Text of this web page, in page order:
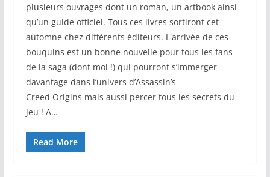
plusieurs ouvrages dont un roman, un artbook ainsi
qu’un guide officiel. Tous ces livres sortiront cet
automne chez différents éditeurs. L'arrivée de ces
bouquins est un bonne nouvelle pour tous les fans
de la saga (dont moi !) qui pourront s’immerger
davantage dans l’univers d’Assassin’s
Creed Origins mais aussi percer tous les secrets du
jeu ! A…
Read More